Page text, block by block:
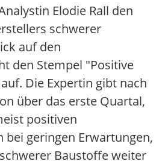
Elodie Rall den
schwerer
auf den
den Stempel "Positive
Die Expertin gibt nach
über das erste Quartal,
positiven
bei geringen Erwartungen,
Baustoffe weiter